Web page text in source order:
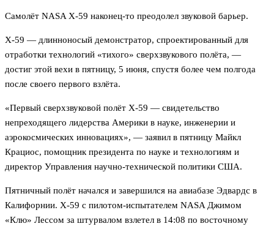
Самолёт NASA X-59 наконец-то преодолел звуковой барьер.
X-59 — длинноносый демонстратор, спроектированный для
отработки технологий «тихого» сверхзвукового полёта, —
достиг этой вехи в пятницу, 5 июня, спустя более чем полгода
после своего первого взлёта.
«Первый сверхзвуковой полёт X-59 — свидетельство
непреходящего лидерства Америки в науке, инженерии и
аэрокосмических инновациях», — заявил в пятницу Майкл
Крациос, помощник президента по науке и технологиям и
директор Управления научно-технической политики США.
Пятничный полёт начался и завершился на авиабазе Эдвардс в
Калифорнии. X-59 с пилотом-испытателем NASA Джимом
«Клю» Лессом за штурвалом взлетел в 14:08 по восточному